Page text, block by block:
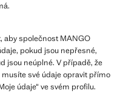
aby společnost MANGO
pokud jsou nepřesné,
jsou neúplné. V případě, že
své údaje opravit přímo
údaje“ ve svém profilu.